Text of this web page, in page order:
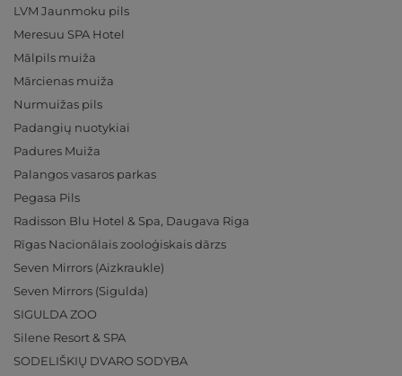
LVM Jaunmoku pils
Meresuu SPA Hotel
Mālpils muiža
Mārcienas muiža
Nurmuižas pils
Padangių nuotykiai
Padures Muiža
Palangos vasaros parkas
Pegasa Pils
Radisson Blu Hotel & Spa, Daugava Riga
Rīgas Nacionālais zooloģiskais dārzs
Seven Mirrors (Aizkraukle)
Seven Mirrors (Sigulda)
SIGULDA ZOO
Silene Resort & SPA
SODELIŠKIŲ DVARO SODYBA